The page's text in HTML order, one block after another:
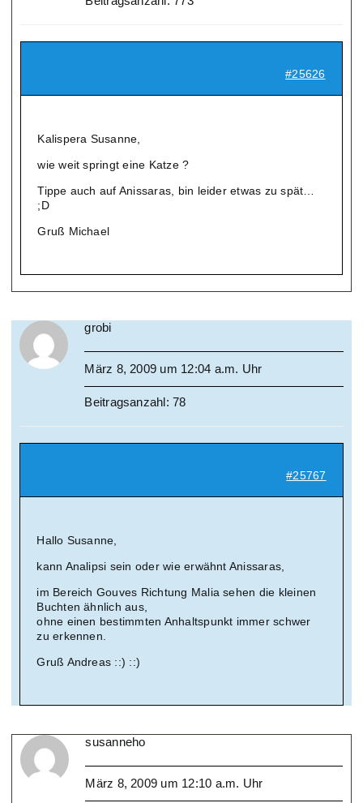
#25626
Kalispera Susanne,
wie weit springt eine Katze ?
Tippe auch auf Anissaras, bin leider etwas zu spät…
;D
Gruß Michael
grobi
März 8, 2009 um 12:04 a.m. Uhr
Beitragsanzahl: 78
#25767
Hallo Susanne,
kann Analipsi sein oder wie erwähnt Anissaras,
im Bereich Gouves Richtung Malia sehen die kleinen
Buchten ähnlich aus,
ohne einen bestimmten Anhaltspunkt immer schwer
zu erkennen.
Gruß Andreas ::) ::)
susanneho
März 8, 2009 um 12:10 a.m. Uhr